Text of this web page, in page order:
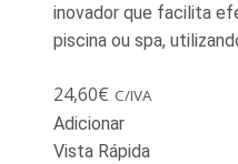
inovador que facilita
piscina ou spa,
24,60€ C/IVA
Adicionar
Vista Rápida